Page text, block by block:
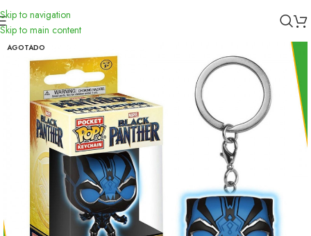
Skip to navigation
Skip to main content
Inicio Funko
AGOTADO